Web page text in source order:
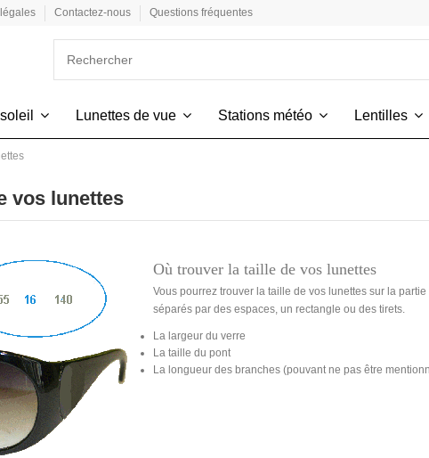
Contactez-nous Questions fréquentes
Lunettes de vue Stations météo Lentilles
vos lunettes
Où trouver la taille de vos lunettes
Vous pourrez trouver la taille de vos lunettes sur la
séparés par des espaces, un rectangle ou des tirets.
La largeur du verre
La taille du pont
La longueur des branches (pouvant ne pas être